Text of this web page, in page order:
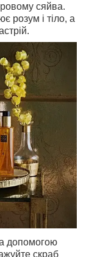
сяйва.
розум і тіло, а
допомогою
скраб